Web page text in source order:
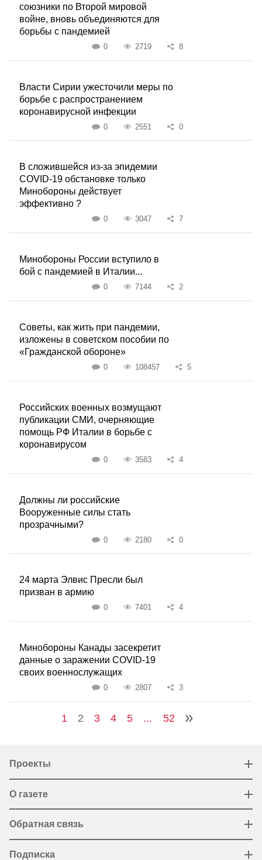
союзники по Второй мировой
войне, вновь объединяются для
борьбы с пандемией
0 2719 8
Власти Сирии ужесточили меры по
борьбе с распространением
коронавирусной инфекции
0 2551 0
В сложившейся из-за эпидемии
COVID-19 обстановке только
Минобороны действует
эффективно ?
0 3047 7
Минобороны России вступило в
бой с пандемией в Италии...
0 7144 2
Советы, как жить при пандемии,
изложены в советском пособии по
«Гражданской обороне»
0 108457 5
Российских военных возмущают
публикации СМИ, очерняющие
помощь РФ Италии в борьбе с
коронавирусом
0 3583 4
Должны ли российские
Вооруженные силы стать
прозрачными?
0 2180 0
24 марта Элвис Пресли был
призван в армию
0 7401 4
Минобороны Канады засекретит
данные о заражении COVID-19
своих военнослужащих
0 2807 3
1 2 3 4 5 ... 52
Проекты
О газете
Обратная связь
Подписка